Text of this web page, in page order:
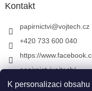
K personalizaci
Kontakt
papirnictvi@vojtech.cz
+420 733 600 040
https://
papirnictvivojtech/
+420 733 600 040